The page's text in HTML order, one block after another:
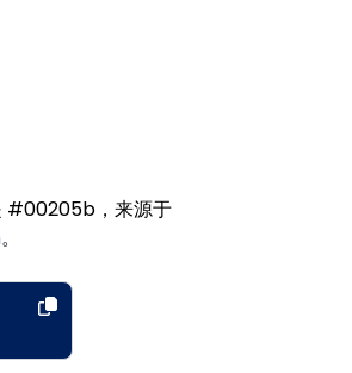
#00205b，来源于
。